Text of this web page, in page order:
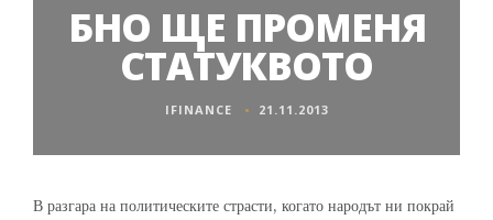
БНО ЩЕ ПРОМЕНЯ
СТАТУКВОТО
IFINANCE 21.11.2013
В разгара на политическите страсти, когато народът ни покрай